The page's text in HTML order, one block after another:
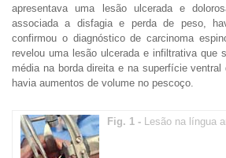
apresentava uma lesão ulcerada e
associada a disfagia e perda de peso,
confirmou o diagnóstico de carcinoma
revelou uma lesão ulcerada e infiltrativa que
média na borda direita e na superfície ventral
havia aumentos de volume no pescoço.
Fig. 1 - Lesão na língua